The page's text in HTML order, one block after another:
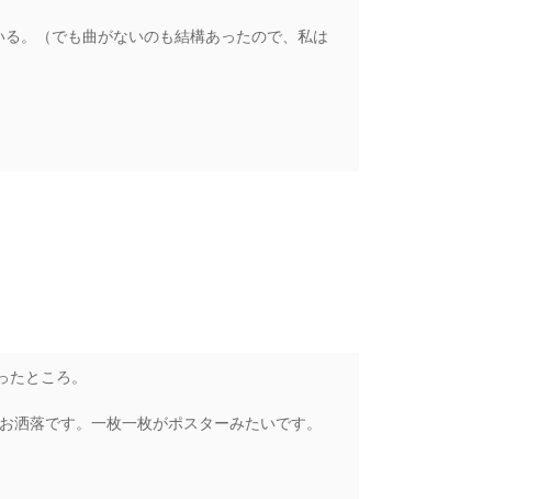
。（でも曲がないのも結構あったので、私は
ところ。
落です。一枚一枚がポスターみたいです。